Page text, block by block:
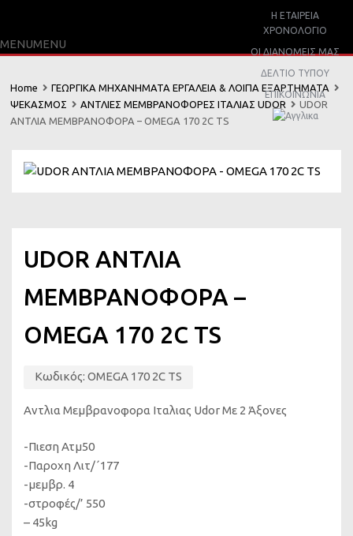
Η ΕΤΑΙΡΕΙΑ
ΧΡΟΝΟΛΟΓΙΟ
ΟΙ ΔΙΑΝΟΜΕΙΣ ΜΑΣ
ΔΕΛΤΙΟ ΤΥΠΟΥ
ΕΠΙΚΟΙΝΩΝΙΑ
Skip
MENUMENU
Home
ΓΕΩΡΓΙΚΑ ΜΗΧΑΝΗΜΑΤΑ ΕΡΓΑΛΕΙΑ & ΛΟΙΠΑ ΕΞΑΡΤΗΜΑΤΑ
ΨΕΚΑΣΜΟΣ
ΑΝΤΛΙΕΣ ΜΕΜΒΡΑΝΟΦΟΡΕΣ ΙΤΑΛΙΑΣ UDOR
UDOR
ΑΝΤΛΙΑ ΜΕΜΒΡΑΝΟΦΟΡΑ – OMEGA 170 2C TS
UDOR ΑΝΤΛΙΑ
ΜΕΜΒΡΑΝΟΦΟΡΑ –
OMEGA 170 2C TS
Κωδικός: OMEGA 170 2C TS
Αντλια Μεμβρανοφορα Ιταλιας Udor Με 2 Άξονες
-Πιεση Ατμ50
-Παροχη Λιτ/΄177
-μεμβρ. 4
-στροφές/’ 550
– 45kg